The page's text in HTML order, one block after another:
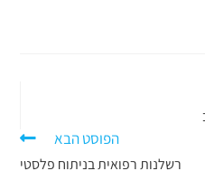
הפוסט הבא
רשלנות רפואית בניתוח פלסטי